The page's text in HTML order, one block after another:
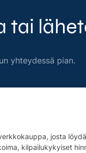
tai
yhteydessä pian.
josta
kilpailukykyiset